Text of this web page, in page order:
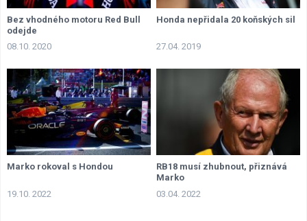
Bez vhodného motoru Red Bull
odejde
08.10. 2020
Honda nepřidala 20 koňských sil
27.04. 2019
Marko rokoval s Hondou
19.10. 2022
RB18 musí zhubnout, přiznává
Marko
03.04. 2022